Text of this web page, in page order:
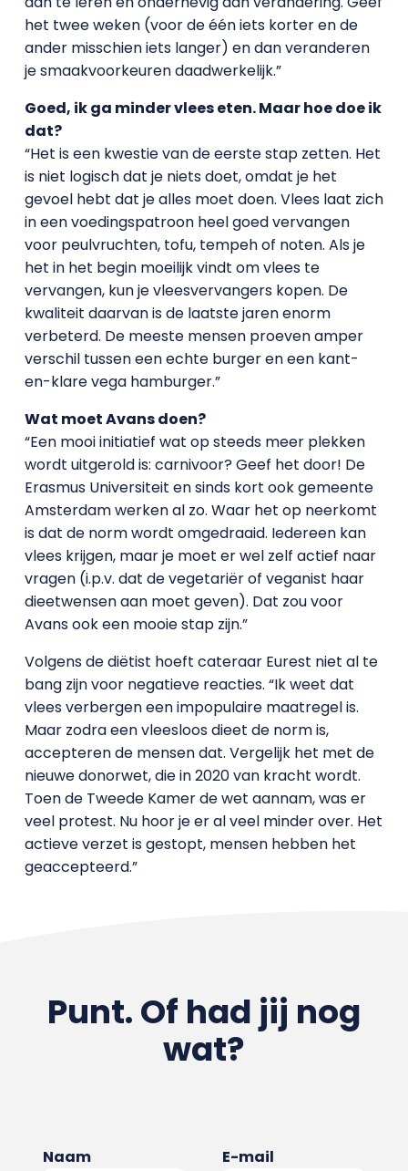
het twee weken (voor de één iets korter en de
ander misschien iets langer) en dan veranderen
je smaakvoorkeuren daadwerkelijk.”
Goed, ik ga minder vlees eten. Maar hoe doe ik
dat?
“Het is een kwestie van de eerste stap zetten. Het
is niet logisch dat je niets doet, omdat je het
gevoel hebt dat je alles moet doen. Vlees laat zich
in een voedingspatroon heel goed vervangen
voor peulvruchten, tofu, tempeh of noten. Als je
het in het begin moeilijk vindt om vlees te
vervangen, kun je vleesvervangers kopen. De
kwaliteit daarvan is de laatste jaren enorm
verbeterd. De meeste mensen proeven amper
verschil tussen een echte burger en een kant-
en-klare vega hamburger.”
Wat moet Avans doen?
“Een mooi initiatief wat op steeds meer plekken
wordt uitgerold is: carnivoor? Geef het door! De
Erasmus Universiteit en sinds kort ook gemeente
Amsterdam werken al zo. Waar het op neerkomt
is dat de norm wordt omgedraaid. Iedereen kan
vlees krijgen, maar je moet er wel zelf actief naar
vragen (i.p.v. dat de vegetariër of veganist haar
dieetwensen aan moet geven). Dat zou voor
Avans ook een mooie stap zijn.”
Volgens de diëtist hoeft cateraar Eurest niet al te
bang zijn voor negatieve reacties. “Ik weet dat
vlees verbergen een impopulaire maatregel is.
Maar zodra een vleesloos dieet de norm is,
accepteren de mensen dat. Vergelijk het met de
nieuwe donorwet, die in 2020 van kracht wordt.
Toen de Tweede Kamer de wet aannam, was er
veel protest. Nu hoor je er al veel minder over. Het
actieve verzet is gestopt, mensen hebben het
geaccepteerd.”
Punt. Of had jij nog
wat?
Naam E-mail